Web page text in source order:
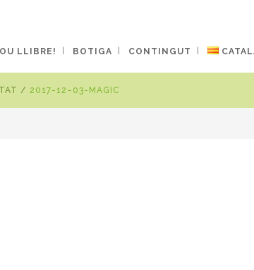
LLIBRE! BOTIGA CONTINGUT
/ 2017-12–03-MAGIC